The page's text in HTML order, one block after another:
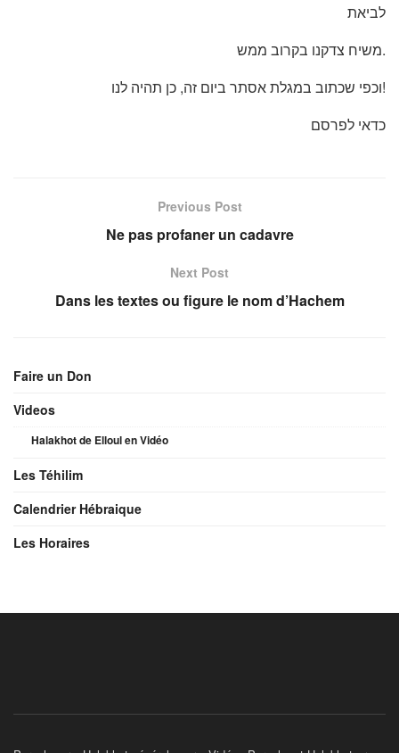
לביאת
משיח צדקנו בקרוב ממש.
וכפי שכתוב במגלת אסתר ביום זה, כן תהיה לנו!
כדאי לפרסם
Previous Post
Ne pas profaner un cadavre
Next Post
Dans les textes ou figure le nom d’Hachem
Faire un Don
Videos
Halakhot de Elloul en Vidéo
Les Téhilim
Calendrier Hébraique
Les Horaires